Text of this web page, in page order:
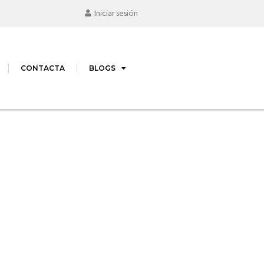
Iniciar sesión
CONTACTA BLOGS